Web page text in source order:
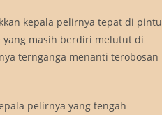
kepala pelirnya tepat di pintu
yang masih berdiri melutut di
ternganga menanti terobosan
pelirnya yang tengah